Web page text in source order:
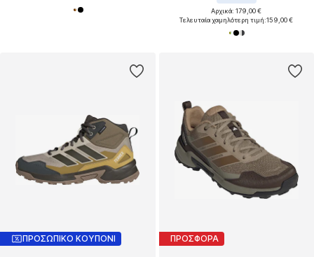
Αρχικά: 179,00 €
Τελευταία χαμηλότερη τιμή:159,00 €
ΠΡΟΣΩΠΙΚΟ ΚΟΥΠΟΝΙ ΠΡΟΣΦΟΡΑ